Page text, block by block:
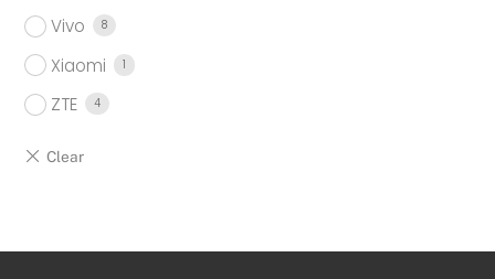
Vivo 8
Xiaomi 1
ZTE 4